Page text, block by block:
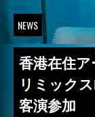
NEWS
香港在住
リミック
客演参加